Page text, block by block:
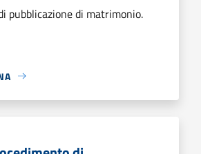
pubblicazione di matrimonio.